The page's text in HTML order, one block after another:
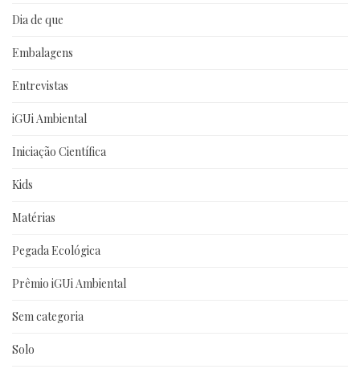
Dia de que
Embalagens
Entrevistas
iGUi Ambiental
Iniciação Científica
Kids
Matérias
Pegada Ecológica
Prêmio iGUi Ambiental
Sem categoria
Solo